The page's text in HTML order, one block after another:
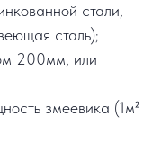
стали,
сталь);
200мм, или
змеевика (1м²